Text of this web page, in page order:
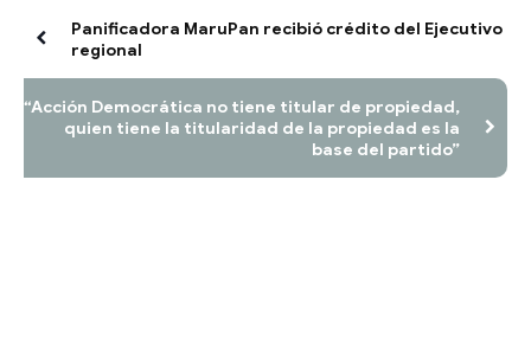
Panificadora MaruPan recibió crédito del Ejecutivo
regional
“Acción Democrática no tiene titular de propiedad,
quien tiene la titularidad de la propiedad es la
base del partido”